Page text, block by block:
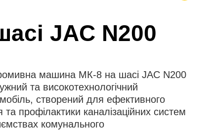
JAC N200
машина МК-8 на шасі JAC N200
та високотехнологічний
створений для ефективного
профілактики каналізаційних систем
комунального